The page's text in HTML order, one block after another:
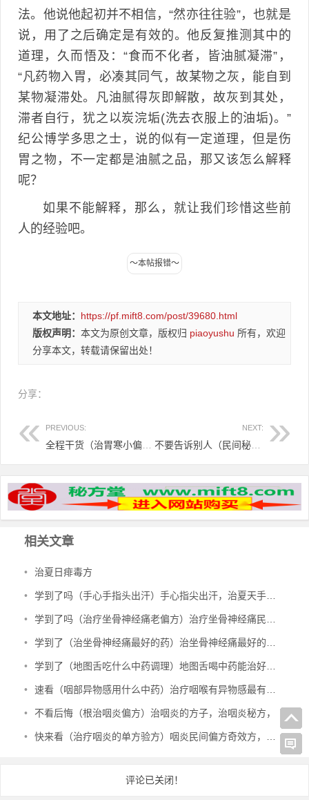
法。他说他起初并不相信，“然亦往往验”，也就是
说，用了之后确定是有效的。他反复推测其中的
道理，久而悟及：“食而不化者，皆油腻凝滞”，
“凡药物入胃，必凑其同气，故某物之灰，能自到
某物凝滞处。凡油腻得灰即解散，故灰到其处，
滞者自行，犹之以炭浣垢(洗去衣服上的油垢)。”
纪公博学多思之士，说的似有一定道理，但是伤
胃之物，不一定都是油腻之品，那又该怎么解释
呢？
如果不能解释，那么，就让我们珍惜这些前
人的经验吧。
本文地址： https://pf.mift8.com/post/39680.html
版权声明： 本文为原创文章，版权归 piaoyushu 所有，欢迎
分享本文，转载请保留出处！
分享：
PREVIOUS: NEXT:
不要告诉别人（民间秘方治疗小儿湿疹）治疗小儿湿疹的民间偏方，民间秘方治疗小儿湿疹，
相关文章
• 治夏日痱毒方
• 学到了吗（手心手指头出汗）手心指尖出汗，治夏天手心出汗、暴皮、手指肚鼓胀偏方，
• 学到了吗（治疗坐骨神经痛老偏方）治疗坐骨神经痛民间偏方，治坐骨神经痛验方，
• 学到了（治坐骨神经痛最好的药）治坐骨神经痛最好的中成药有哪些，治坐骨神经痛特效秘方，
• 学到了（地图舌吃什么中药调理）地图舌喝中药能治好吗，治地图舌偏方，
• 速看（咽部异物感用什么中药）治疗咽喉有异物感最有效的中成药，治咽部有异物感验方，
• 不看后悔（根治咽炎偏方）治咽炎的方子，治咽炎秘方，
• 快来看（治疗咽炎的单方验方）咽炎民间偏方奇效方，治咽炎民间验方，
评论已关闭！